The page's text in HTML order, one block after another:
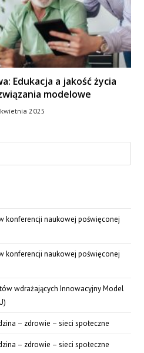
Edukacja a jakość życia
modelowe
2025
konferencji naukowej poświęconej
konferencji naukowej poświęconej
wdrażających Innowacyjny Model
– zdrowie – sieci społeczne
– zdrowie – sieci społeczne